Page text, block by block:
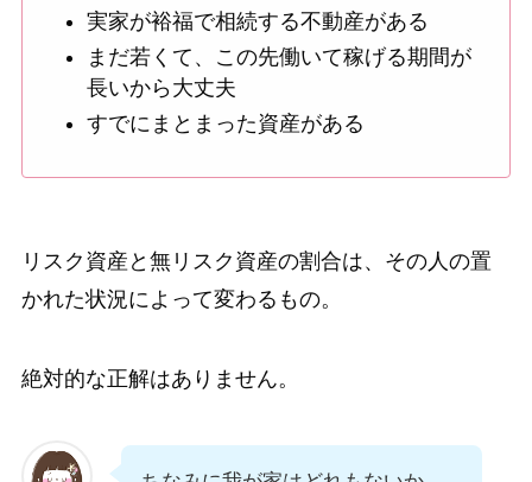
実家が裕福で相続する不動産がある
まだ若くて、この先働いて稼げる期間が
長いから大丈夫
すでにまとまった資産がある
リスク資産と無リスク資産の割合は、その人の置
かれた状況によって変わるもの。
絶対的な正解はありません。